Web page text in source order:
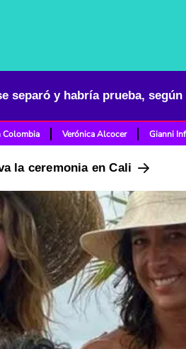
Colombia Verónica Alcocer Gianni
la ceremonia en Cali